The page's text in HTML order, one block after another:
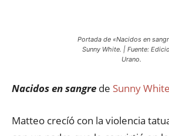
Portada de «Nacidos en
Sunny White. | Fuente:
Urano.
Nacidos en sangre de Sunny White
Matteo crecíó con la violencia